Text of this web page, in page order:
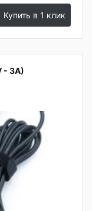
Купить в 1 клик
- 3A)